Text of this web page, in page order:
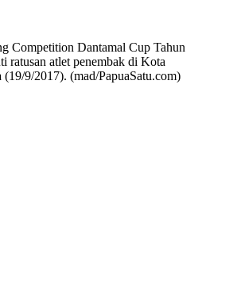
Competition Dantamal Cup Tahun
ratusan atlet penembak di Kota
(19/9/2017). (mad/PapuaSatu.com)